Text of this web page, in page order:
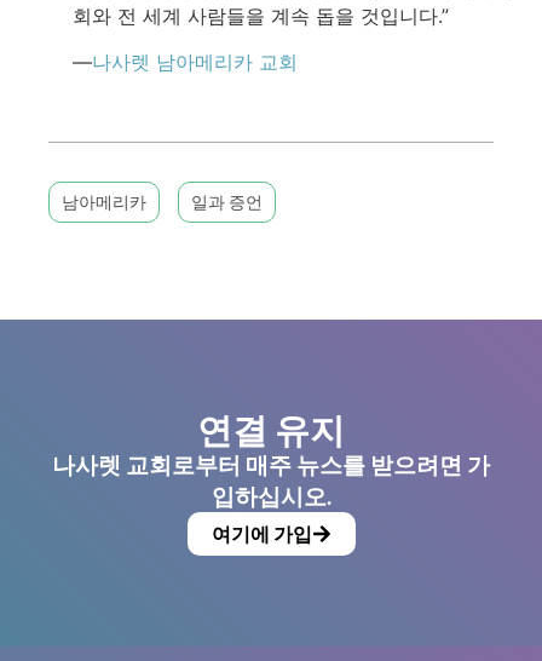
회와 전 세계 사람들을 계속 돕을 것입니다.”
—나사렛 남아메리카 교회
남아메리카 일과 증언
연결 유지
나사렛 교회로부터 매주 뉴스를 받으려면 가
입하십시오.
여기에 가입